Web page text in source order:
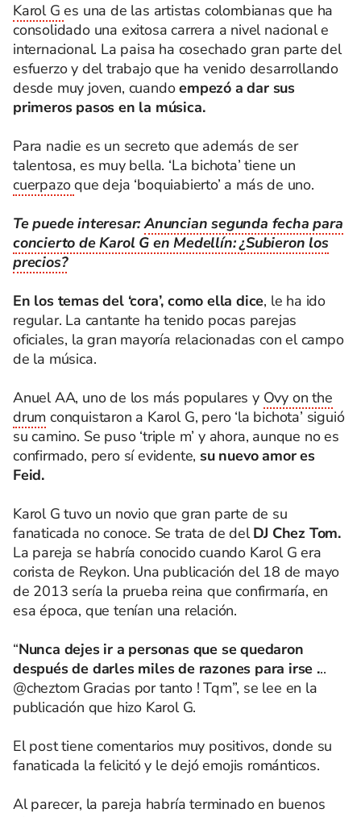
Karol Ges una de las artistas colombianas que ha
consolidado una exitosa carrera a nivel nacional e
internacional. La paisa ha cosechado gran parte del
esfuerzo y del trabajo que ha venido desarrollando
desde muy joven, cuandoempezó a dar sus
primeros pasos en la música.
Para nadie es un secreto que además de ser
talentosa, es muy bella. ‘La bichota’ tiene un
cuerpazoque deja ‘boquiabierto’ a más de uno.
Te puede interesar:Anuncian segunda fecha para
concierto de Karol G en Medellín: ¿Subieron los
precios?
En los temas del ‘cora’, como ella dice, le ha ido
regular. La cantante ha tenido pocas parejas
oficiales, la gran mayoría relacionadas con el campo
de la música.
Anuel AA, uno de los más populares y Ovy on the
drum conquistaron a Karol G, pero ‘la bichota’ siguió
su camino. Se puso ‘triple m’ y ahora, aunque no es
confirmado, pero sí evidente, su nuevo amor es
Feid.
Karol G tuvo un novio que gran parte de su
fanaticada no conoce. Se trata de delDJ Chez Tom.
La pareja se habría conocido cuando Karol G era
corista de Reykon. Una publicación del 18 de mayo
de 2013 sería la prueba reina que confirmaría, en
esa época, que tenían una relación.
“Nunca dejes ir a personas que se quedaron
después de darles miles de razones para irse ...
@cheztom Gracias por tanto ! Tqm”, se lee en la
publicación que hizo Karol G.
El post tiene comentarios muy positivos, donde su
fanaticada la felicitó y le dejó emojis románticos.
Al parecer, la pareja habría terminado en buenos